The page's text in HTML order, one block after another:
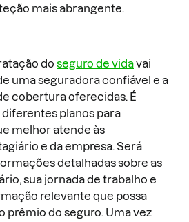
mais abrangente.
do seguro de vidavai
uma seguradora confiável e a
cobertura oferecidas. É
planos para
melhor atende às
e da empresa. Será
detalhadas sobre as
sua jornada de trabalho e
relevante que possa
prêmio do seguro. Uma vez